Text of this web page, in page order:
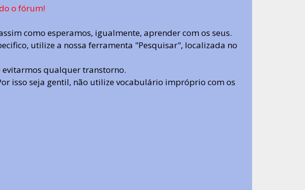
o fórum!
como esperamos, igualmente, aprender com os seus.
utilize a nossa ferramenta "Pesquisar", localizada no
qualquer transtorno.
isso seja gentil, não utilize vocabulário impróprio com os